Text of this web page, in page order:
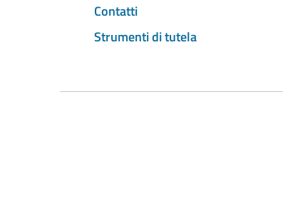
Contatti
Strumenti di tutela